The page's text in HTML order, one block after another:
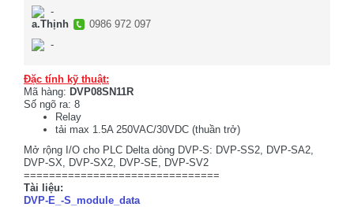
-
a.Thịnh
0986 972 097
-
Đặc tính kỹ thuật:
Mã hàng: DVP08SN11R
Số ngõ ra: 8
Relay
tải max 1.5A 250VAC/30VDC (thuần trở)
Mở rộng I/O cho PLC Delta dòng DVP-S: DVP-SS2, DVP-SA2,
DVP-SX, DVP-SX2, DVP-SE, DVP-SV2
===============================
Tài liệu:
DVP-E_-S_module_data